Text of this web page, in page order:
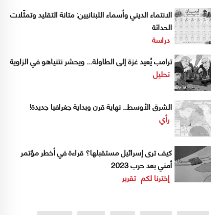
الانتماء الديني وأسماء اللبنانيين: متانة التقليد وتمثّلات
الحداثة
دراسة
ترامب يُعيد غزة إلى الطاولة... ويحشر نتنياهو في الزاوية
تحليل
الشرق الأوسط.. نهاية قرن وبداية جغرافيا جديدة!
رأي
كيف ترى إسرائيل مستقبلها؟ قراءة في أخطر مؤتمر
أمني بعد حرب 2023
إخترنا لكم تقرير